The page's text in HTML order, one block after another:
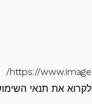
"), מפעילים את אתר האינטרנט בכתובת https://www.images.co.il/
את תנאי